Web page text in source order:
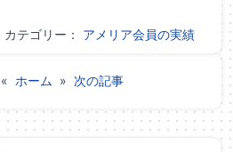
カテゴリー： アメリア会員の実績
« ホーム » 次の記事